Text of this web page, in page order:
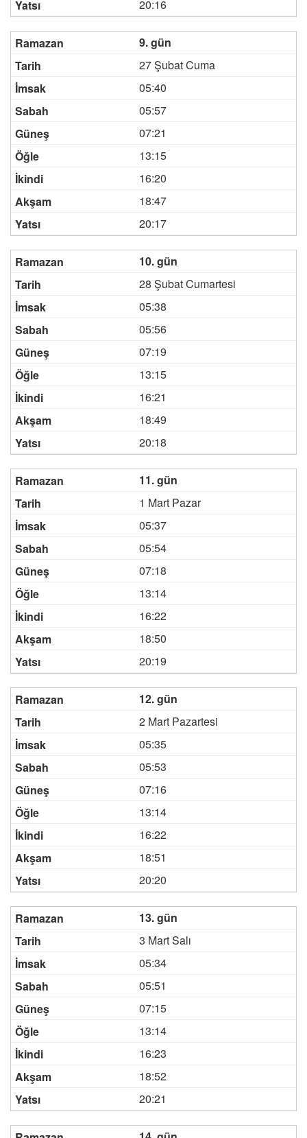
20:16
9. gün
27 Şubat Cuma
05:40
05:57
07:21
13:15
16:20
18:47
20:17
10. gün
28 Şubat Cumartesi
05:38
05:56
07:19
13:15
16:21
18:49
20:18
11. gün
1 Mart Pazar
05:37
05:54
07:18
13:14
16:22
18:50
20:19
12. gün
2 Mart Pazartesi
05:35
05:53
07:16
13:14
16:22
18:51
20:20
13. gün
3 Mart Salı
05:34
05:51
07:15
13:14
16:23
18:52
20:21